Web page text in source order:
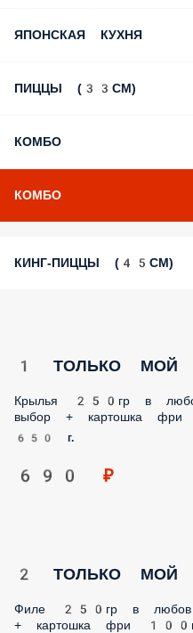
ЯПОНСКАЯ КУХНЯ
ПИЦЦЫ (33СМ)
КОМБО
КОМБО
КИНГ-ПИЦЦЫ (45СМ)
1 ТОЛЬКО МОЙ
Крылья 250гр в любом из 8
фри 100гр + морс 0,3л
650 г.
690 ₽
2 ТОЛЬКО МОЙ филе
Филе 250гр в любов из 8
100гр + морс 0,3л